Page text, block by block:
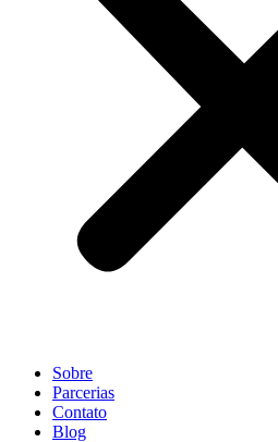
Sobre
Parcerias
Contato
Blog